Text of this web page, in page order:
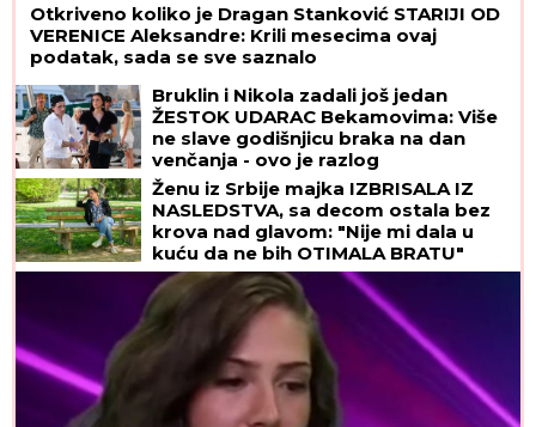
Otkriveno koliko je Dragan Stanković STARIJI OD
VERENICE Aleksandre: Krili mesecima ovaj
podatak, sada se sve saznalo
Bruklin i Nikola zadali još jedan
ŽESTOK UDARAC Bekamovima: Više
ne slave godišnjicu braka na dan
venčanja - ovo je razlog
Ženu iz Srbije majka IZBRISALA IZ
NASLEDSTVA, sa decom ostala bez
krova nad glavom: "Nije mi dala u
kuću da ne bih OTIMALA BRATU"